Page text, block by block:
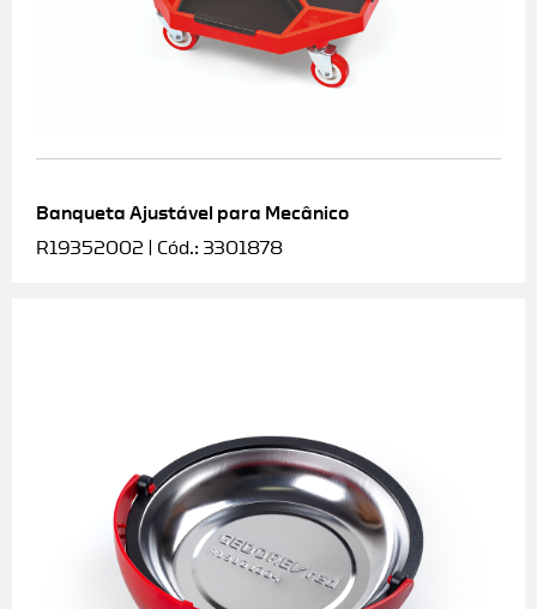
Banqueta Ajustável para Mecânico
R19352002 | Cód.: 3301878